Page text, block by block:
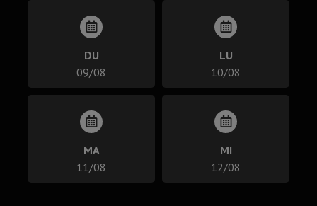
DU
09/08
LU
10/08
MA
11/08
MI
12/08